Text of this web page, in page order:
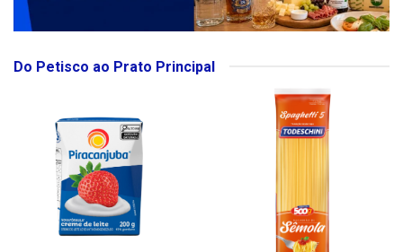
Do Petisco ao Prato Principal